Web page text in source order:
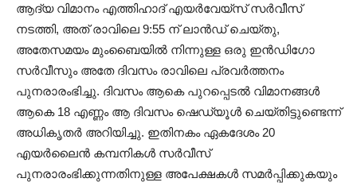
ആദ്യ വിമാനം എത്തിഹാദ് എയർവേയ്‌സ് സർവീസ്
നടത്തി, അത് രാവിലെ 9:55 ന് ലാൻഡ് ചെയ്തു,
അതേസമയം മുംബൈയിൽ നിന്നുള്ള ഒരു ഇൻഡിഗോ
സർവീസും അതേ ദിവസം രാവിലെ പ്രവർത്തനം
പുനരാരംഭിച്ചു. ദിവസം ആകെ പുറപ്പെടൽ വിമാനങ്ങൾ
ആകെ 18 എണ്ണം ആ ദിവസം ഷെഡ്യൂൾ ചെയ്തിട്ടുണ്ടെന്ന്
അധികൃതർ അറിയിച്ചു. ഇതിനകം ഏകദേശം 20
എയർലൈൻ കമ്പനികൾ സർവീസ്
പുനരാരംഭിക്കുന്നതിനുള്ള അപേക്ഷകൾ സമർപ്പിക്കുകയും